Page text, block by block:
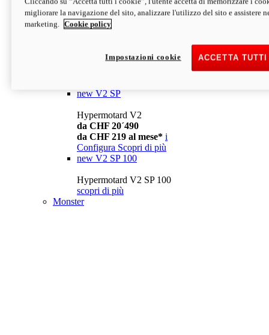
da CHF 13´990
Configura Scopri di più
newV2
da CHF 15´990
new V2 SP
Hypermotard V2
da CHF 20´490
da CHF 219 al mese* i
Configura Scopri di più
new V2 SP 100
Hypermotard V2 SP 100
scopri di più
Monster
migliorare la navigazione del sito, analizzare l'utilizzo del sito e assistere
marketing.
Cookie policy
ACCETTA
Impostazioni cookie